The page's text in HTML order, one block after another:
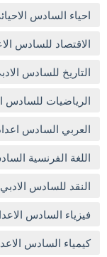
احياء السادس
الاقتصاد للسادس
التاريخ للسادس
الرياضيات للسادس
العربي السادس
اللغة الفرنسية
النقد للسادس الادبي
فيزياء السادس
كيمياء السادس